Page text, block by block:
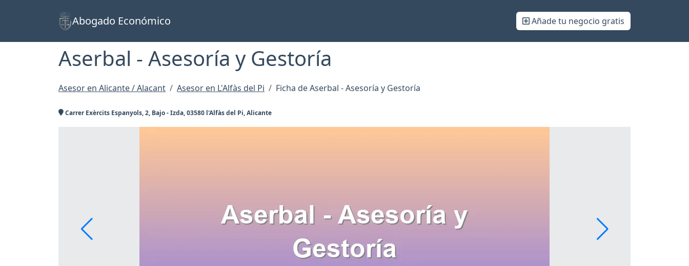
Abogado Económico Añade tu negocio gratis
Aserbal - Asesoría y Gestoría
Asesor en Alicante / Alacant Asesor en L'Alfàs del Pi Ficha de Aserbal - Asesoría y Gestoría
Carrer Exèrcits Espanyols, 2, Bajo - Izda, 03580 l'Alfàs del Pi, Alicante